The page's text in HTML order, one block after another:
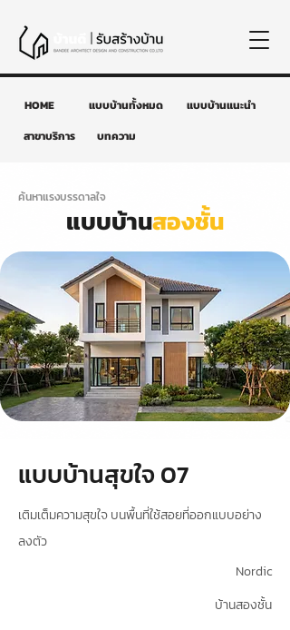
HOME แบบบ้านทั้งหมด
แบบบ้านแนะนำ
สาขาบริการ
บทความ
ค้นหาแรงบรรดาลใจ
แบบบ้านสองชั้น
แบบบ้านสุขใจ 07
เติมเต็มความสุขใจ บนพื้นที่ใช้สอยที่ออกแบบอย่าง
ลงตัว
Nordic
บ้านสองชั้น